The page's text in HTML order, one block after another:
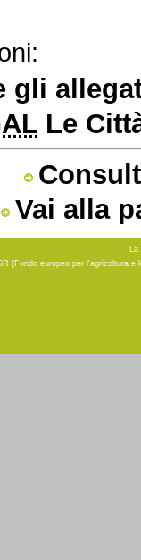
gli
Le
Vai alla
La
(Fondo europeo per l'agricoltura